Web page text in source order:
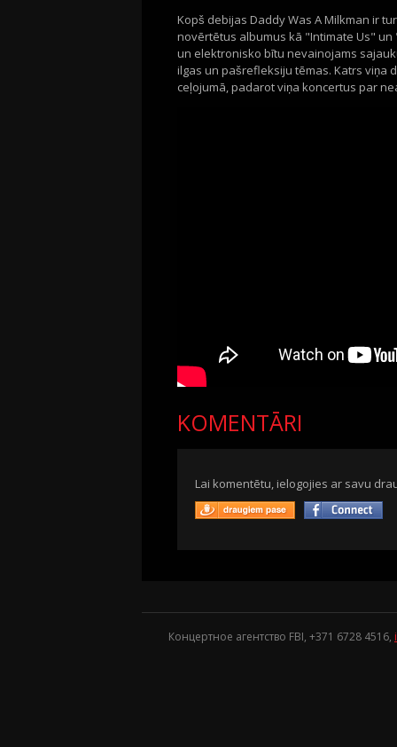
Kopš debijas Daddy Was A Milkman ir
novērtētus albumus kā "Intimate Us"
un elektronisko bı̄tu nevainojams
ilgas un pašrefleksiju tēmas. Katrs viņa
ceļojumā, padarot viņa koncertus par
KOMENTĀRI
Lai komentētu, ielogojies ar savu
Концертное агентство FBI, +371 6728 4516,